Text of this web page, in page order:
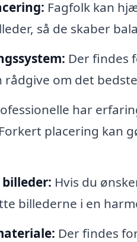
Fagfolk kan
så de skaber
Der findes
rådgive om det
har
placering kan
Hvis du
billederne i en
Der findes